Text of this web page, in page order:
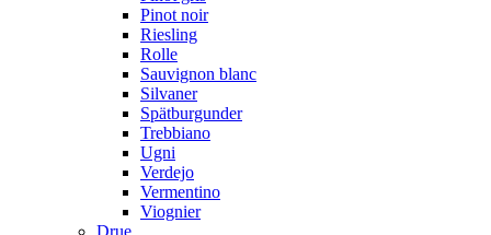
Pinot noir
Riesling
Rolle
Sauvignon blanc
Silvaner
Spätburgunder
Trebbiano
Ugni
Verdejo
Vermentino
Viognier
Drue